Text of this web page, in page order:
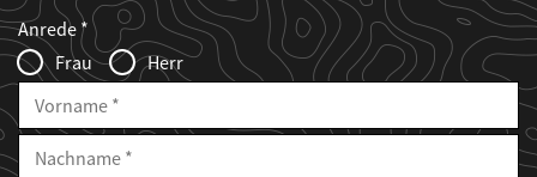
Web2Case
Infofelder
Fieldset
anrede_name
Anrede
Frau
Herr
Vorname
Nachname